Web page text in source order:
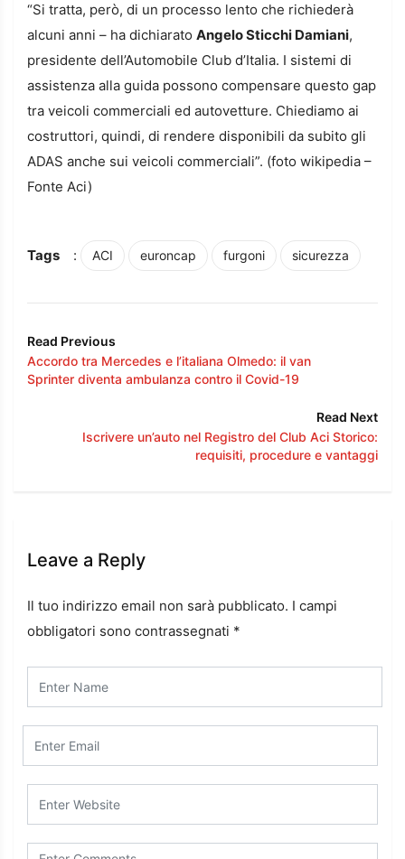
“Si tratta, però, di un processo lento che richiederà
alcuni anni – ha dichiarato Angelo Sticchi Damiani,
presidente dell’Automobile Club d’Italia. I sistemi di
assistenza alla guida possono compensare questo gap
tra veicoli commerciali ed autovetture. Chiediamo ai
costruttori, quindi, di rendere disponibili da subito gli
ADAS anche sui veicoli commerciali”. (foto wikipedia –
Fonte Aci)
Tags : ACI euroncap furgoni sicurezza
Read Previous
Accordo tra Mercedes e l’italiana Olmedo: il van
Sprinter diventa ambulanza contro il Covid-19
Read Next
Iscrivere un’auto nel Registro del Club Aci Storico:
requisiti, procedure e vantaggi
Leave a Reply
Il tuo indirizzo email non sarà pubblicato. I campi
obbligatori sono contrassegnati *